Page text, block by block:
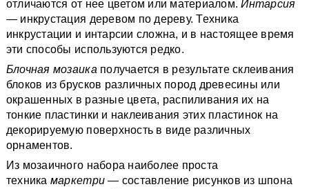
отличаются от нее цветом или материалом.Интарсия
— инкрустация деревом по дереву. Техника
инкрустации и интарсии сложна, и в настоящее время
эти способы используются редко.
Блочная мозаика получается в результате склеивания
блоков из брусков различных пород древесины или
окрашенных в разные цвета, распиливания их на
тонкие пластинки и наклеивания этих пластинок на
декорируемую поверхность в виде различных
орнаментов.
Из мозаичного набора наиболее проста
техника маркетри — составление рисунков из шпона